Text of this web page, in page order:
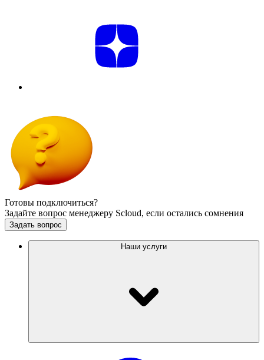
Готовы подключиться?
Задайте вопрос менеджеру Scloud, если остались сомнения
Задать вопрос
Наши услуги